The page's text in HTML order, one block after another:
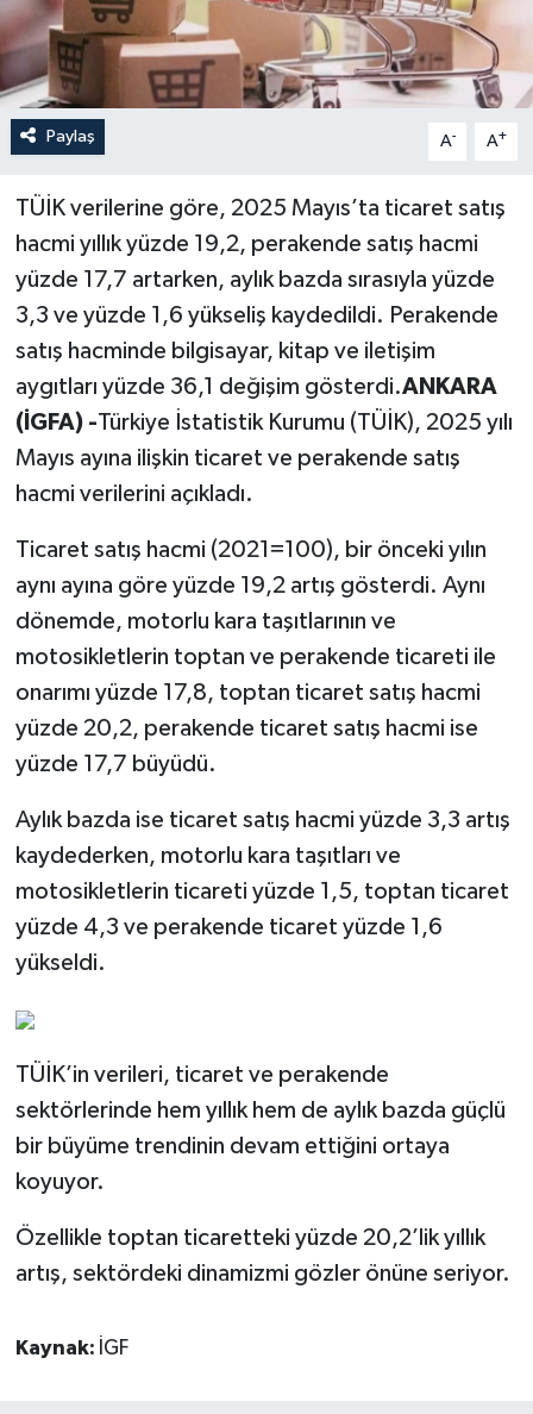
Paylaş A- A+
TÜİK verilerine göre, 2025 Mayıs’ta ticaret satış
hacmi yıllık yüzde 19,2, perakende satış hacmi
yüzde 17,7 artarken, aylık bazda sırasıyla yüzde
3,3 ve yüzde 1,6 yükseliş kaydedildi. Perakende
satış hacminde bilgisayar, kitap ve iletişim
aygıtları yüzde 36,1 değişim gösterdi.ANKARA
(İGFA) -Türkiye İstatistik Kurumu (TÜİK), 2025 yılı
Mayıs ayına ilişkin ticaret ve perakende satış
hacmi verilerini açıkladı.
Ticaret satış hacmi (2021=100), bir önceki yılın
aynı ayına göre yüzde 19,2 artış gösterdi. Aynı
dönemde, motorlu kara taşıtlarının ve
motosikletlerin toptan ve perakende ticareti ile
onarımı yüzde 17,8, toptan ticaret satış hacmi
yüzde 20,2, perakende ticaret satış hacmi ise
yüzde 17,7 büyüdü.
Aylık bazda ise ticaret satış hacmi yüzde 3,3 artış
kaydederken, motorlu kara taşıtları ve
motosikletlerin ticareti yüzde 1,5, toptan ticaret
yüzde 4,3 ve perakende ticaret yüzde 1,6
yükseldi.
TÜİK’in verileri, ticaret ve perakende
sektörlerinde hem yıllık hem de aylık bazda güçlü
bir büyüme trendinin devam ettiğini ortaya
koyuyor.
Özellikle toptan ticaretteki yüzde 20,2’lik yıllık
artış, sektördeki dinamizmi gözler önüne seriyor.
Kaynak: İGF